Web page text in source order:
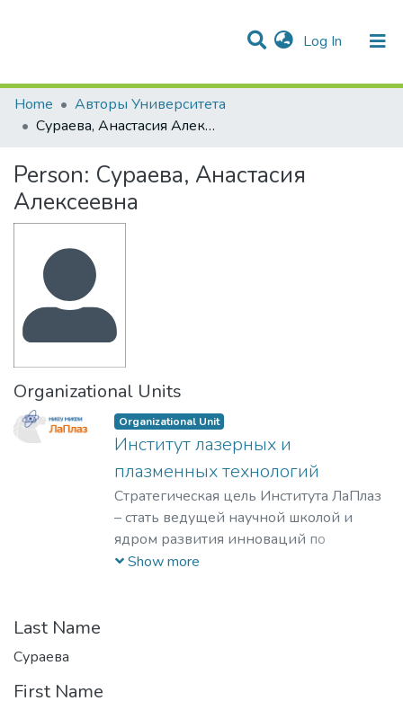
Log In (current)
Communities & Collections
Statistics
All of DSpace
Home
Авторы Университета
Сураева, Анастасия Алексеевна
Person: Сураева, Анастасия
Алексеевна
Organizational Units
Organizational Unit
Институт лазерных и
плазменных технологий
Стратегическая цель Института ЛаПлаз
– стать ведущей научной школой и
ядром развития инноваций по
лазерным, плазменным, радиационным
Show more
Last Name
Сураева
First Name